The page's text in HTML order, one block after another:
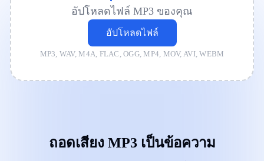
อัปโหลดไฟล์ MP3 ของคุณ
อัปโหลดไฟล์
MP3, WAV, M4A, FLAC, OGG, MP4, MOV, AVI, WEBM
ถอดเสียง MP3 เป็นข้อความ